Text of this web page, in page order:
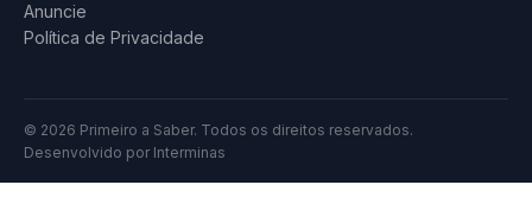
Anuncie
Política de Privacidade
© 2026 Primeiro a Saber. Todos os direitos reservados.
Desenvolvido por Interminas